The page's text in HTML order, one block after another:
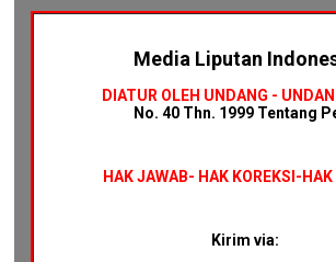
Media Liputan
DIATUR OLEH UNDANG -
No. 40 Thn. 1999 Tentang
HAK JAWAB- HAK KOREKSI-
Kirim via: